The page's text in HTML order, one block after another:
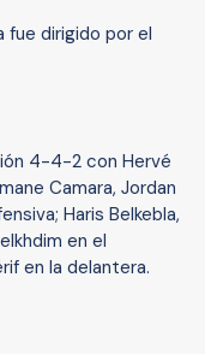
fue dirigido por el
4-4-2 con Hervé
Camara, Jordan
Haris Belkebla,
en el
en la delantera.